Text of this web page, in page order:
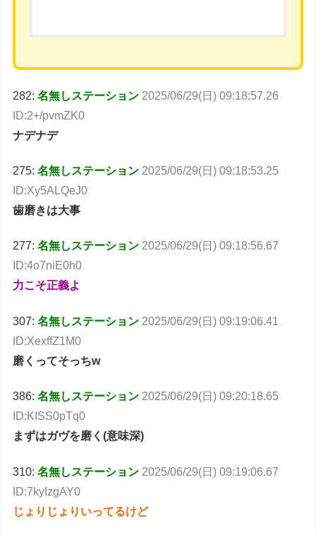
282:名無しステーション 2025/06/29(日) 09:18:57.26
ID:2+/pvmZK0
ナデナデ
275:名無しステーション 2025/06/29(日) 09:18:53.25
ID:Xy5ALQeJ0
歯磨きは大事
277:名無しステーション 2025/06/29(日) 09:18:56.67
ID:4o7niE0h0
力こそ正義よ
307:名無しステーション 2025/06/29(日) 09:19:06.41
ID:XexffZ1M0
磨くってそっちw
386:名無しステーション 2025/06/29(日) 09:20:18.65
ID:KISS0pTq0
まずはガヴを磨く(意味深)
310:名無しステーション 2025/06/29(日) 09:19:06.67
ID:7kyIzgAY0
じょりじょりいってるけど